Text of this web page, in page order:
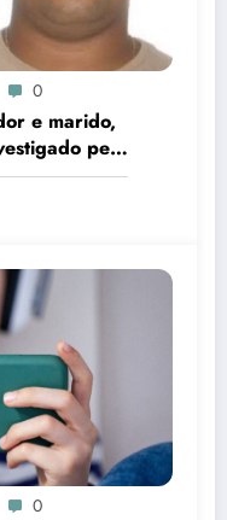
0
e marido,
pelo
0